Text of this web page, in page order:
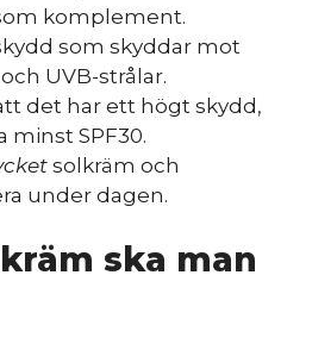
komplement.
som skyddar mot
UVB-strålar.
det har ett högt skydd,
minst SPF30.
solkräm och
under dagen.
ska man